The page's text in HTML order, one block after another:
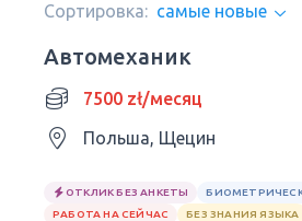
Сортировка: самые новые
Автомеханик
7500 zł/месяц
Польша, Щецин
ОТКЛИК БЕЗ АНКЕТЫ
РАБОТА НА СЕЙЧАС
БЕЗ ЗНАНИЯ ЯЗЫКА